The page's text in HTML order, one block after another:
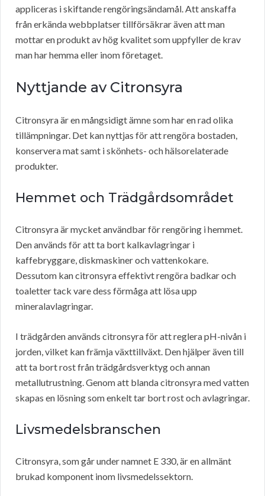
appliceras i skiftande rengöringsändamål. Att anskaffa
från erkända webbplatser tillförsäkrar även att man
mottar en produkt av hög kvalitet som uppfyller de krav
man har hemma eller inom företaget.
Nyttjande av Citronsyra
Citronsyra är en mångsidigt ämne som har en rad olika
tillämpningar. Det kan nyttjas för att rengöra bostaden,
konservera mat samt i skönhets- och hälsorelaterade
produkter.
Hemmet och Trädgårdsområdet
Citronsyra är mycket användbar för rengöring i hemmet.
Den används för att ta bort kalkavlagringar i
kaffebryggare, diskmaskiner och vattenkokare.
Dessutom kan citronsyra effektivt rengöra badkar och
toaletter tack vare dess förmåga att lösa upp
mineralavlagringar.
I trädgården används citronsyra för att reglera pH-nivån i
jorden, vilket kan främja växttillväxt. Den hjälper även till
att ta bort rost från trädgårdsverktyg och annan
metallutrustning. Genom att blanda citronsyra med vatten
skapas en lösning som enkelt tar bort rost och avlagringar.
Livsmedelsbranschen
Citronsyra, som går under namnet E 330, är en allmänt
brukad komponent inom livsmedelssektorn.